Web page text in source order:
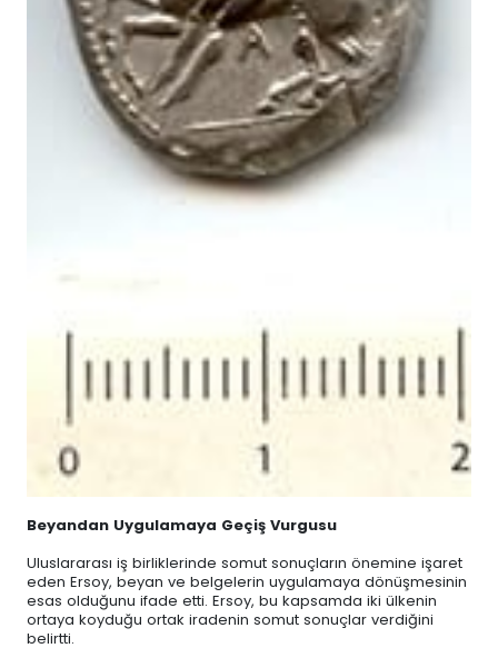
Beyandan Uygulamaya Geçiş Vurgusu
Uluslararası iş birliklerinde somut sonuçların önemine işaret
eden Ersoy, beyan ve belgelerin uygulamaya dönüşmesinin
esas olduğunu ifade etti. Ersoy, bu kapsamda iki ülkenin
ortaya koyduğu ortak iradenin somut sonuçlar verdiğini
belirtti.